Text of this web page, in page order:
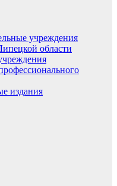
учреждения
области
издания